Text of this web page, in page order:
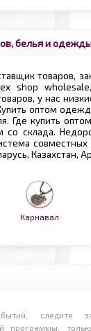
белья и
товаров,
shop
у нас
оптом
Где купить
склада.
совместных
Казахстан,
Карнавал
следите
программы,